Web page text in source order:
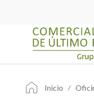
Inicio